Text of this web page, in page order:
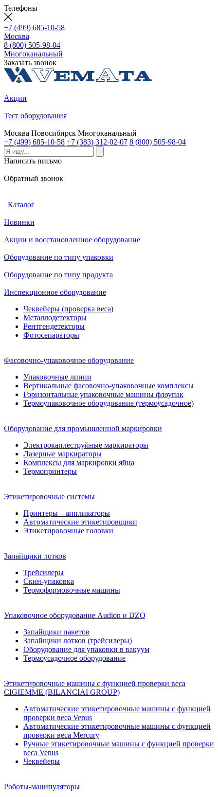
Телефоны
+7 (499) 685-10-58
Москва
8 (800) 505-98-04
Многоканальный
Заказать звонок
Акции
Тест оборудования
Москва Новосибирск Многоканальный
+7 (499) 685-10-58 +7 (383) 312-02-07 8 (800) 505-98-04
Написать письмо
Обратный звонок
Каталог
Новинки
Акции и восстановленное оборудование
Оборудование по типу упаковки
Оборудование по типу продукта
Инспекционное оборудование
Чеквейеры (проверка веса)
Металлодетекторы
Рентгендетекторы
Фотосепараторы
Фасовочно-упаковочное оборудование
Упаковочные линии
Вертикальные фасовочно-упаковочные комплексы
Горизонтальные упаковочные машины флоупак
Термоупаковочное оборудование (термоусадочное)
Оборудование для промышленной маркировки
Электрокаплеструйные маркираторы
Лазерные маркираторы
Комплексы для маркировки яйца
Термопринтеры
Этикетировочные системы
Принтеры – аппликаторы
Автоматические этикетировщики
Этикетировочные головки
Запайщики лотков
Трейсилеры
Скин-упаковка
Термоформовочные машины
Упаковочное оборудование Audion и DZQ
Запайщики пакетов
Запайщики лотков (трейсилеры)
Оборудование для упаковки в вакуум
Термоусадочное оборудование
Этикетировочные машины с функцией проверки веса
CIGIEMME (BILANCIAI GROUP)
Автоматические этикетировочные машины с функцией
проверки веса Venus
Автоматические этикетировочные машины с функцией
проверки веса Mercury
Ручные этикетировочные машины с функцией проверки
веса Venus
Чеквейеры
Роботы-манипуляторы